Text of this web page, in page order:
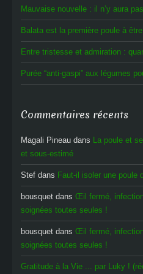
Mauvaise nouvelle : il n’y aura
Balata est la première poule à
Entre tristesse et admiration :
Purée “anti-gaspi” aux légumes
Commentaires récents
Magali Pineau dans La poule et
et sous-estimé
Stef dans Faut-il isoler une poule
bousquet dans Œil fermé,
soignées toutes seules !
bousquet dans Œil fermé,
soignées toutes seules !
Gratitude à la Vie ... par Luky !